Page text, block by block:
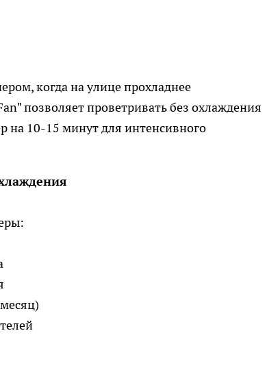
когда на улице прохладнее
позволяет проветривать без охлаждения
на 10-15 минут для интенсивного